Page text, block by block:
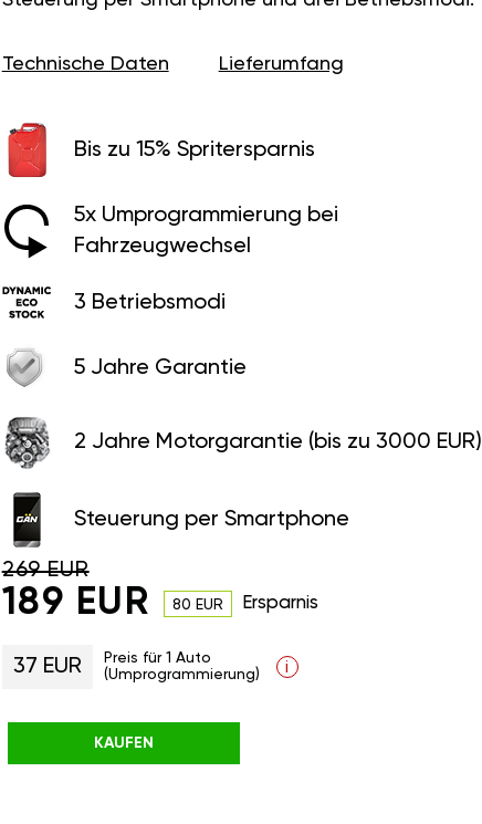
Technische Daten Lieferumfang
Bis zu 15% Spritersparnis
5x Umprogrammierung bei
Fahrzeugwechsel
3 Betriebsmodi
5 Jahre Garantie
2 Jahre Motorgarantie (bis zu 3000 EUR)
Steuerung per Smartphone
269 EUR
189 EUR 80 EUR Ersparnis
37 EUR
Preis für 1 Auto
(Umprogrammierung)
i
KAUFEN